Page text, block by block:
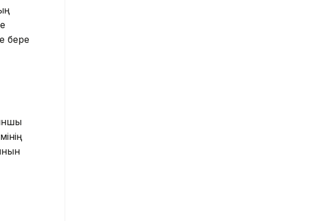
бере